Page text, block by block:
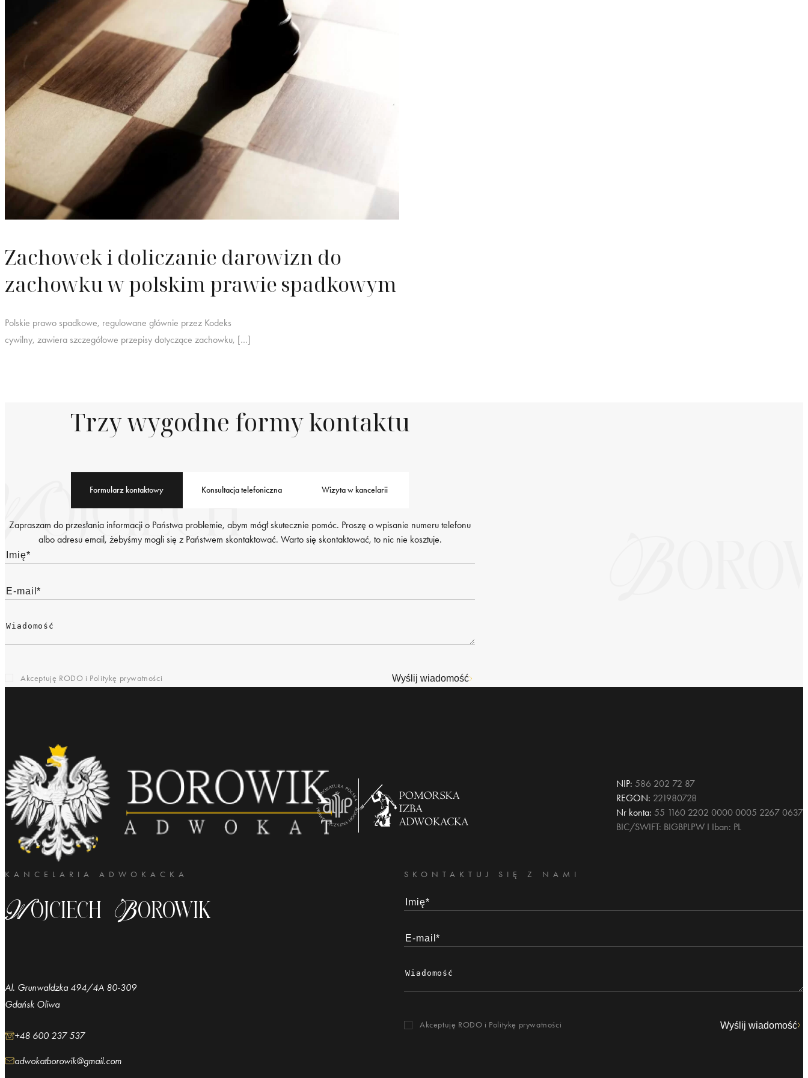
Upadłość konsumencka
Zachowek i doliczanie darowizn do
zachowku w polskim prawie spadkowym
Polskie prawo spadkowe, regulowane głównie przez Kodeks
cywilny, zawiera szczegółowe przepisy dotyczące zachowku, […]
Trzy wygodne formy kontaktu
Formularz kontaktowy Konsultacja telefoniczna Wizyta w kancelarii
Zapraszam do przesłania informacji o Państwa problemie, abym mógł skutecznie pomóc. Proszę o wpisanie numeru telefonu
albo adresu email, żebyśmy mogli się z Państwem skontaktować. Warto się skontaktować, to nic nie kosztuje.
Akceptuję RODO i Politykę prywatności Wyślij wiadomość
NIP: 586 202 72 87
REGON: 221980728
Nr konta: 55 1160 2202 0000 0005 2267 0637
BIC/SWIFT: BIGBPLPW I Iban: PL
KANCELARIA ADWOKACKA
Wojciech Borowik
Al. Grunwaldzka 494/4A 80-309
Gdańsk Oliwa
+48 600 237 537
adwokatborowik@gmail.com
SKONTAKTUJ SIĘ Z NAMI
Akceptuję RODO i Politykę prywatności Wyślij wiadomość